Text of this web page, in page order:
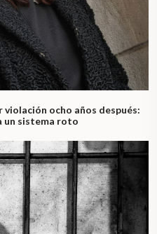
ocho años después:
un sistema roto